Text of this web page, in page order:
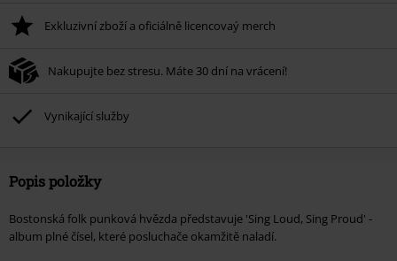
Exkluzivní zboží a oficiálně licencovaý merch
Nakupujte bez stresu. Máte 30 dní na vrácení!
Vynikající služby
Popis položky
Bostonská folk punková hvězda představuje 'Sing Loud, Sing Proud' -
album plné čísel, které posluchače okamžitě naladí.